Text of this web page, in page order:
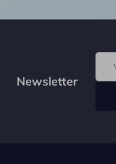
Newsletter